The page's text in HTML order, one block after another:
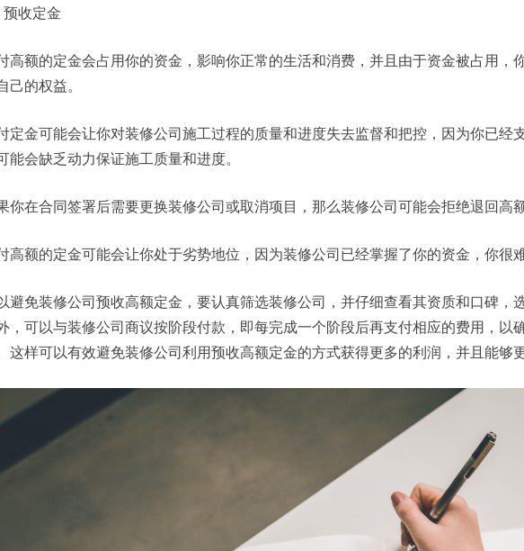
预收定金
高额的定金会占用你的资金，影响你正常的生活和消费，并且由于资金被占用，
己的权益。
定金可能会让你对装修公司施工过程的质量和进度失去监督和把控，因为你已经
能会缺乏动力保证施工质量和进度。
你在合同签署后需要更换装修公司或取消项目，那么装修公司可能会拒绝退回高
高额的定金可能会让你处于劣势地位，因为装修公司已经掌握了你的资金，你很
避免装修公司预收高额定金，要认真筛选装修公司，并仔细查看其资质和口碑，
，可以与装修公司商议按阶段付款，即每完成一个阶段后再支付相应的费用，以
这样可以有效避免装修公司利用预收高额定金的方式获得更多的利润，并且能够